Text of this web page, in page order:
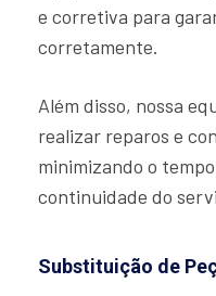
e corretiva para
corretamente.
Além disso, nossa
realizar reparos e
minimizando o
continuidade do
Substituição de